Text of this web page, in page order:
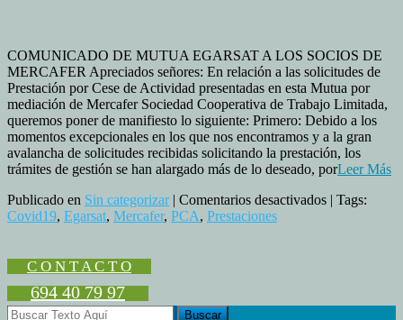
COMUNICADO DE MUTUA EGARSAT A LOS SOCIOS DE
MERCAFER Apreciados señores: En relación a las solicitudes de
Prestación por Cese de Actividad presentadas en esta Mutua por
mediación de Mercafer Sociedad Cooperativa de Trabajo Limitada,
queremos poner de manifiesto lo siguiente: Primero: Debido a los
momentos excepcionales en los que nos encontramos y a la gran
avalancha de solicitudes recibidas solicitando la prestación, los
trámites de gestión se han alargado más de lo deseado, porLeer Más
Publicado en Sin categorizar| Comentarios desactivadosen| Tags:
Covid19, Egarsat, Mercafer, PCA, Prestaciones
C O N T A C T O
694 40 79 97